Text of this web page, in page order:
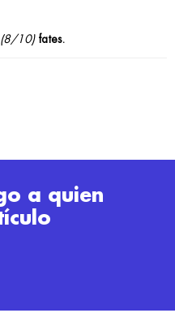
(8/10) fates.
a quien